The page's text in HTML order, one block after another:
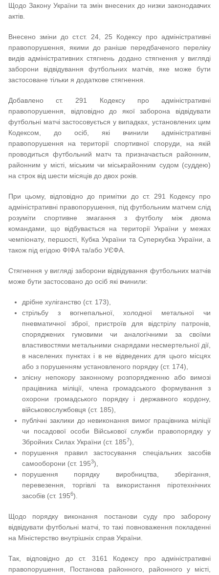
Щодо Закону України та змін внесених до низки законодавчих
актів.
Внесено зміни до ст.ст. 24, 25 Кодексу про адміністративні
правопорушення, якими до раніше передбаченого переліку
видів адміністративних стягнень додано стягнення у вигляді
заборони відвідування футбольних матчів, яке може бути
застосоване тільки я додаткове стягнення.
Добавлено ст. 291 Кодексу про адміністративні
правопорушення, відповідно до якої заборона відвідувати
футбольні матчі застосовується у випадках, установлених цим
Кодексом, до осіб, які вчинили адміністративні
правопорушення на території спортивної споруди, на якій
проводиться футбольний матч та призначається районним,
районним у місті, міським чи міськрайонним судом (суддею)
на строк від шести місяців до двох років.
При цьому, відповідно до примітки до ст. 291 Кодексу про
адміністративні правопорушення, під футбольним матчем слід
розуміти спортивне змагання з футболу між двома
командами, що відбувається на території України у межах
чемпіонату, першості, Кубка України та Суперкубка України, а
також під егідою ФІФА та/або УЄФА.
Стягнення у вигляді заборони відвідування футбольних матчів
може бути застосовано до осіб які вчинили:
дрібне хуліганство (ст. 173),
стрільбу з вогнепальної, холодної метальної чи
пневматичної зброї, пристроїв для відстрілу патронів,
споряджених гумовими чи аналогічними за своїми
властивостями метальними снарядами несмертельної дії,
в населених пунктах і в не відведених для цього місцях
або з порушенням установленого порядку (ст. 174),
злісну непокору законному розпорядженню або вимозі
працівника міліції, члена громадського формування з
охорони громадського порядку і державного кордону,
військовослужбовця (ст. 185),
публічні заклики до невиконання вимог працівника міліції
чи посадової особи Військової служби правопорядку у
Збройних Силах України (ст. 1857),
порушення правил застосування спеціальних засобів
самооборони (ст. 1953),
порушення порядку виробництва, зберігання,
перевезення, торгівлі та використання піротехнічних
засобів (ст. 1956).
Щодо порядку виконання постанови суду про заборону
відвідувати футбольні матчі, то такі повноваження покладенні
на Міністерство внутрішніх справ України.
Так, відповідно до ст. 3161 Кодексу про адміністративні
правопорушення, Постанова районного, районного у місті,